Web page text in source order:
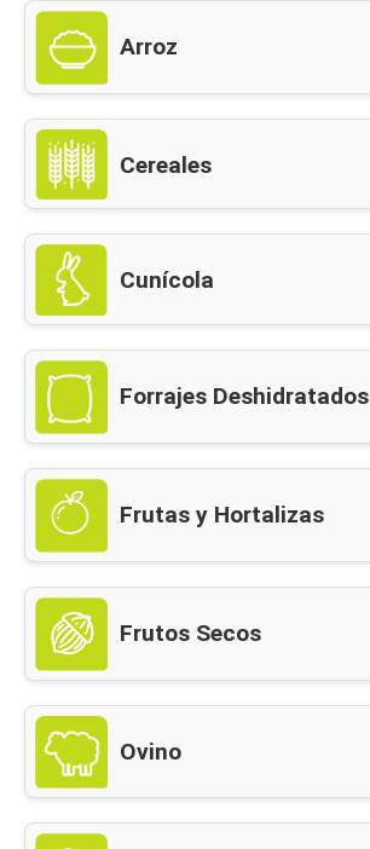
Arroz
Cereales
Cunícola
Forrajes Deshidratados
Frutas y Hortalizas
Frutos Secos
Ovino